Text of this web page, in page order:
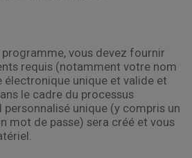
vous devez fournir
requis (notamment votre nom
électronique unique et valide et
le cadre du processus
personnalisé unique (y compris un
mot de passe) sera créé et vous